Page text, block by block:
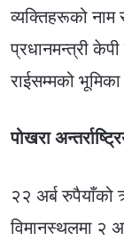
व्यक्तिहरूको
प्रधानमन्त्री
राईसम्मको
पोखरा
२२ अर्ब रुपैयाँको
विमानस्थलमा २